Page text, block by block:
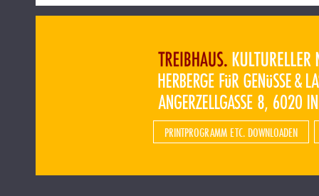
PRINTPROGRAMM ETC. DOWNLOADEN